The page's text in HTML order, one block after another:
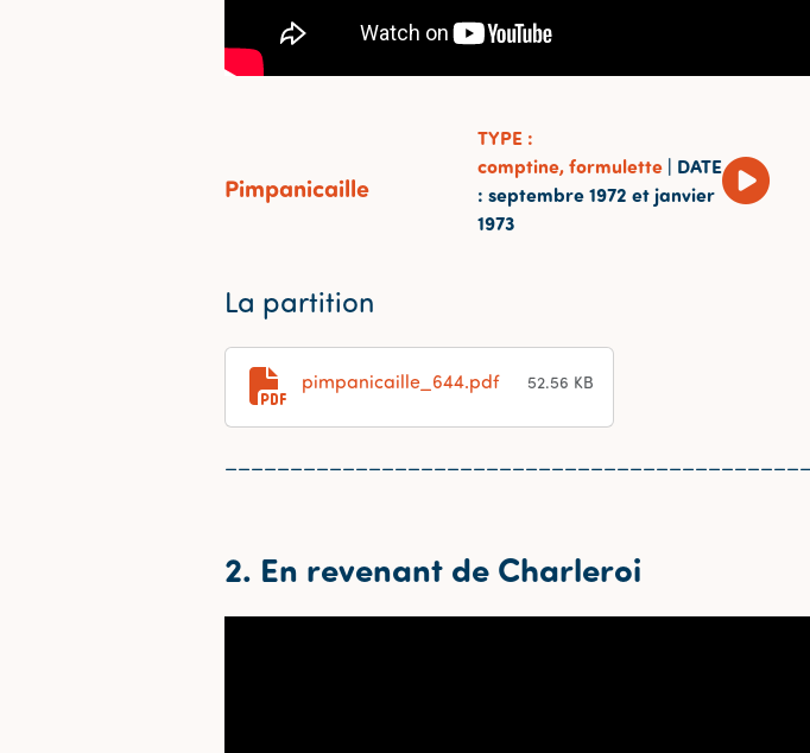
Pimpanicaille
TYPE :
comptine, formulette| DATE
: septembre 1972 et janvier
1973
La partition
pimpanicaille_644.pdf 52.56 KB
2. En revenant de Charleroi